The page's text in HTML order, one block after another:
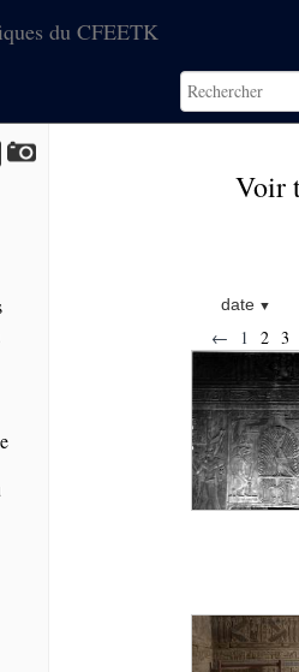
du CFEETK
Voir
date
← 1 2 3